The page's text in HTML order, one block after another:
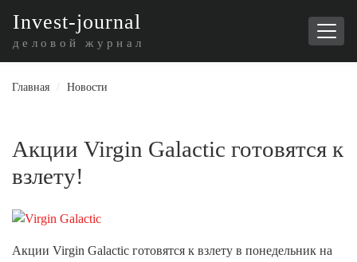
Invest-journal
деловой журнал
Главная / Новости
Акции Virgin Galactic готовятся к
взлету!
Акции Virgin Galactic готовятся к взлету в понедельник на